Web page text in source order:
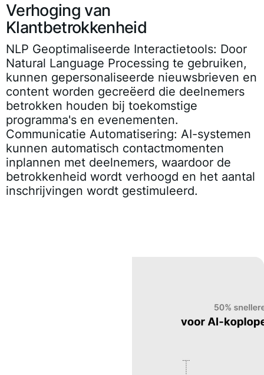
Verhoging van
Klantbetrokkenheid
NLP Geoptimaliseerde Interactietools: Door
Natural Language Processing te gebruiken,
kunnen gepersonaliseerde nieuwsbrieven en
content worden gecreëerd die deelnemers
betrokken houden bij toekomstige
programma's en evenementen.
Communicatie Automatisering: AI-systemen
kunnen automatisch contactmomenten
inplannen met deelnemers, waardoor de
betrokkenheid wordt verhoogd en het aantal
inschrijvingen wordt gestimuleerd.